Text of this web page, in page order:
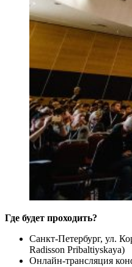
Где будет проходить?
Санкт-Петербург, ул.
Radisson Pribaltiyskaya)
Онлайн-трансляция